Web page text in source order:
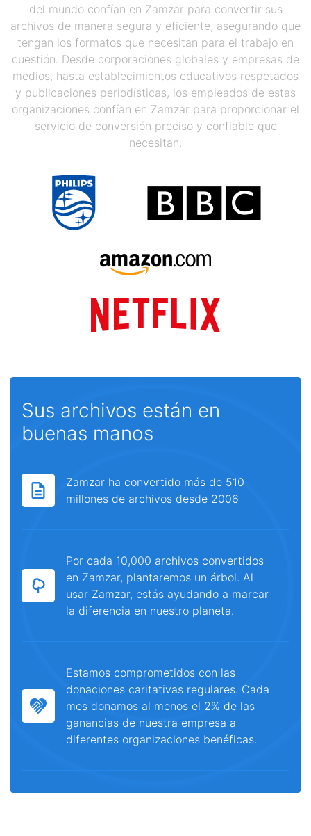
del mundo confían en Zamzar para convertir sus
archivos de manera segura y eficiente, asegurando que
tengan los formatos que necesitan para el trabajo en
cuestión. Desde corporaciones globales y empresas de
medios, hasta establecimientos educativos respetados
y publicaciones periodísticas, los empleados de estas
organizaciones confían en Zamzar para proporcionar el
servicio de conversión preciso y confiable que
necesitan.
Sus archivos están en
buenas manos
Zamzar ha convertido más de 510
millones de archivos desde 2006
Por cada 10,000 archivos convertidos
en Zamzar, plantaremos un árbol. Al
usar Zamzar, estás ayudando a marcar
la diferencia en nuestro planeta.
Estamos comprometidos con las
donaciones caritativas regulares. Cada
mes donamos al menos el 2% de las
ganancias de nuestra empresa a
diferentes organizaciones benéficas.